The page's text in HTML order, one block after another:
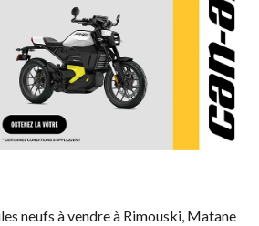
neufs à vendre à Rimouski, Matane